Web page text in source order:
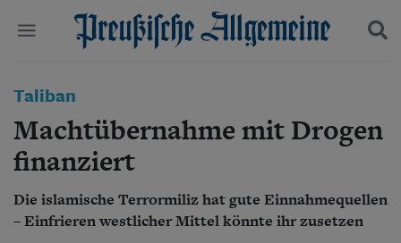
Wirtschaft
Leben
Geschichte
Ostpreußen
Suchen und finden
Taliban
Machtübernahme mit Drogen
finanziert
Die islamische Terrormiliz hat gute Einnahmequellen
– Einfrieren westlicher Mittel könnte ihr zusetzen